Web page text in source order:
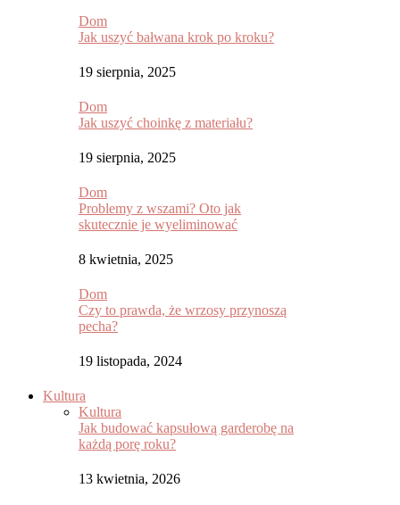
Dom
Jak uszyć bałwana krok po kroku?
19 sierpnia, 2025
Dom
Jak uszyć choinkę z materiału?
19 sierpnia, 2025
Dom
Problemy z wszami? Oto jak
skutecznie je wyeliminować
8 kwietnia, 2025
Dom
Czy to prawda, że wrzosy przynoszą
pecha?
19 listopada, 2024
Kultura
Kultura
Jak budować kapsułową garderobę na
każdą porę roku?
13 kwietnia, 2026